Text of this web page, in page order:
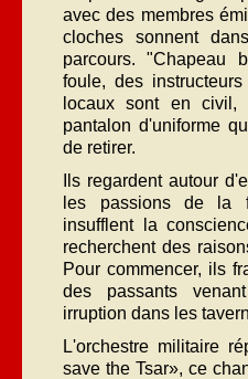
avec des membres
cloches sonnent
parcours. "Chapeau
foule, des
locaux sont en civil,
pantalon d'uniforme
de retirer.
Ils regardent autour
les passions de la
insufflent la
recherchent des
Pour commencer, ils
des passants
irruption dans les
L'orchestre militaire
save the Tsar», ce